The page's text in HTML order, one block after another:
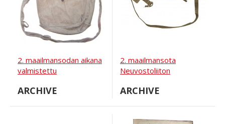
2. maailmansodan aikana
valmistettu
SchM-tyyppisille
ARCHIVE
2. maailmansota
Neuvostoliiton
1941
ARCHIVE